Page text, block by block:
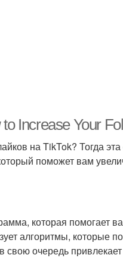
Increase Your
на TikTok? Тогда
поможет вам
которая помогает
алгоритмы, которые
свою очередь